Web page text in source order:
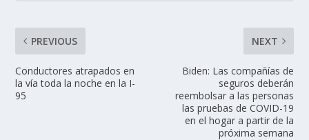
PREVIOUS
Conductores atrapados en
la vía toda la noche en la I-
95
NEXT
Biden: Las compañías de
seguros deberán
reembolsar a las personas
las pruebas de COVID-19
en el hogar a partir de la
próxima semana